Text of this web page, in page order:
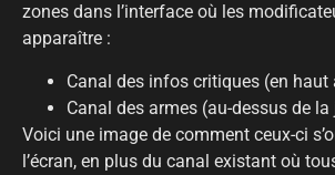
zones dans l’interface où les
apparaître :
Canal des infos critiques (en haut
Canal des armes (au-dessus de
Voici une image de comment ceux-ci
l’écran, en plus du canal existant où